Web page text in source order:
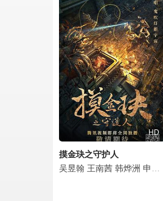
HD
摸金玦之守护人
吴昱翰 王南茜 韩烨洲 申寒梅